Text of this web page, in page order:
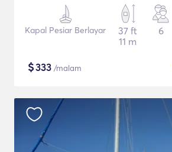
Kapal Pesiar Berlayar
37 ft
11 m
6
$333 /malam